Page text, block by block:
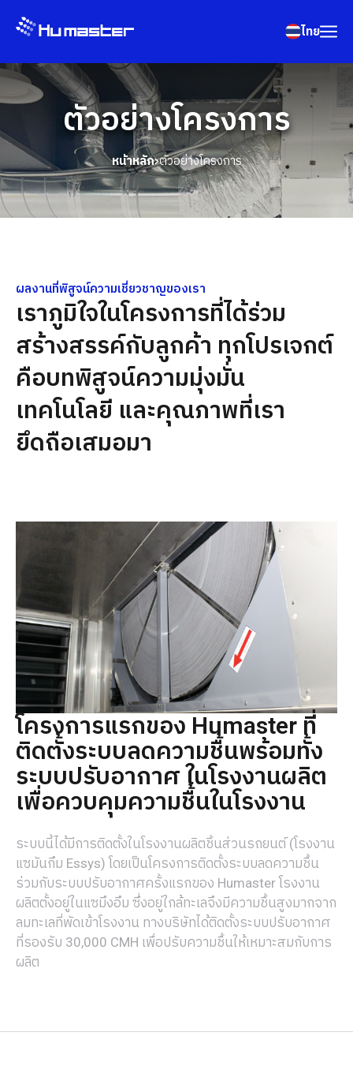
ไทย
ตัวอย่างโครงการ
หน้าหลัก ตัวอย่างโครงการ
ผลงานที่พิสูจน์ความเชี่ยวชาญของเรา
เราภูมิใจในโครงการที่ได้ร่วม
สร้างสรรค์กับลูกค้า ทุกโปรเจกต์
คือบทพิสูจน์ความมุ่งมั่น
เทคโนโลยี และคุณภาพที่เรา
ยึดถือเสมอมา
โครงการแรกของ Humaster ที่
ติดตั้งระบบลดความชื้นพร้อมทั้ง
ระบบปรับอากาศ ในโรงงานผลิต
เพื่อควบคุมความชื้นในโรงงาน
ระบบนี้ได้มีการติดตั้งในโรงงานผลิตชิ้นส่วนรถยนต์ (โรงงาน
แซมันกึม Essys) โดยเป็นโครงการติดตั้งระบบลดความชื้น
ร่วมกับระบบปรับอากาศครั้งแรกของ Humaster โรงงาน
ผลิตตั้งอยู่ในแซมึงอึม ซึ่งอยู่ใกล้ทะเลจึงมีความชื้นสูงมากจาก
ลมทะเลที่พัดเข้าโรงงาน ทางบริษัทได้ติดตั้งระบบปรับอากาศ
ที่รองรับ 30,000 CMH เพื่อปรับความชื้นให้เหมาะสมกับการ
ผลิต